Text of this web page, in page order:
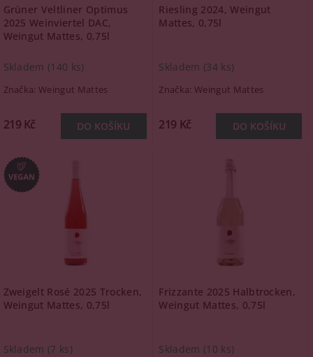
Grüner Veltliner Optimus
2025 Weinviertel DAC,
Weingut Mattes, 0,75l
Skladem (140 ks)
Značka:Weingut Mattes
219 Kč
Riesling 2024, Weingut
Mattes, 0,75l
Skladem (34 ks)
Značka: Weingut Mattes
219 Kč
Zweigelt Rosé 2025 Trocken,
Weingut Mattes, 0,75l
Skladem (7 ks)
Frizzante 2025 Halbtrocken,
Weingut Mattes, 0,75l
Skladem (10 ks)